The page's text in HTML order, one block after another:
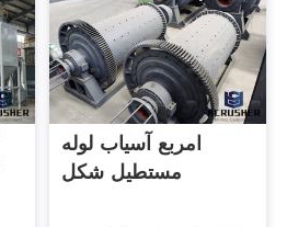
امربع آسیاب لوله
مستطیل شکل